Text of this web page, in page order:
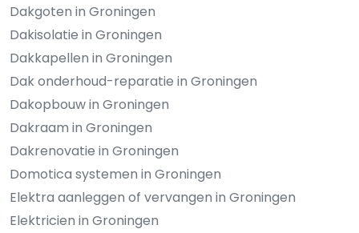
Dakgoten in Groningen
Dakisolatie in Groningen
Dakkapellen in Groningen
Dak onderhoud-reparatie in Groningen
Dakopbouw in Groningen
Dakraam in Groningen
Dakrenovatie in Groningen
Domotica systemen in Groningen
Elektra aanleggen of vervangen in Groningen
Elektricien in Groningen